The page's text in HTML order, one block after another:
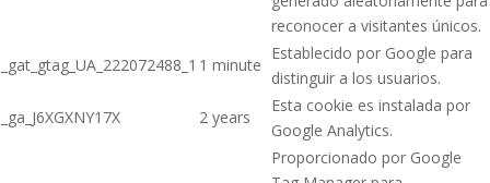
reconocer a visitantes únicos.
_gat_gtag_UA_222072488_1 1 minute
Establecido por Google para
distinguir a los usuarios.
_ga_J6XGXNY17X
2 years
Esta cookie es instalada por
Google Analytics.
Proporcionado por Google